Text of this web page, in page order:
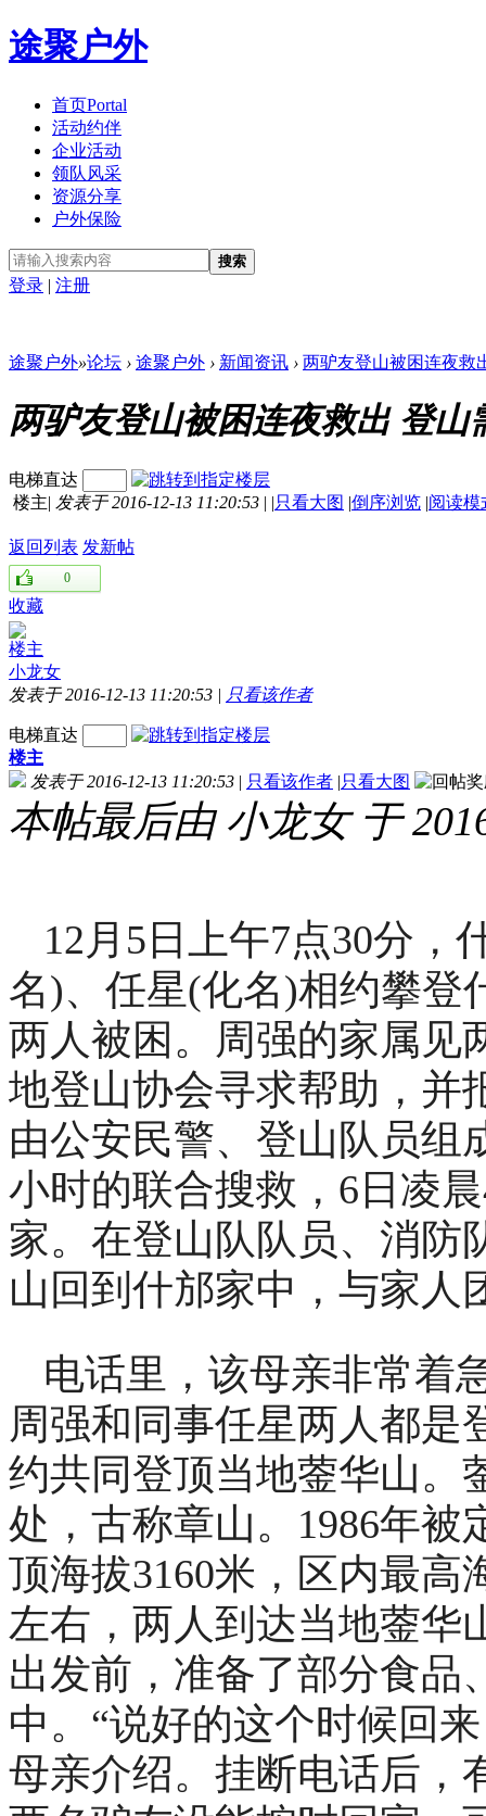
途聚户外
首页Portal
活动约伴
企业活动
领队风采
资源分享
户外保险
搜索
登录 | 注册
途聚户外»论坛 › 途聚户外 › 新闻资讯 › 两驴友登山被困连夜救
两驴友登山被困连夜救出 登
电梯直达
楼主| 发表于 2016-12-13 11:20:53 | |只看大图 |倒序浏览 |阅读模
返回列表 发新帖
0
收藏
楼主
小龙女
发表于 2016-12-13 11:20:53 | 只看该作者
电梯直达
楼主
发表于 2016-12-13 11:20:53 | 只看该作者 |只看大图
本帖最后由 小龙女 于
12月5日上午7点30分，
名)、任星(化名)相约攀登
两人被困。周强的家属见
地登山协会寻求帮助，并
由公安民警、登山队员组
小时的联合搜救，6日凌
家。在登山队队员、消防
山回到什邡家中，与家人
电话里，该母亲非常着
周强和同事任星两人都是
约共同登顶当地蓥华山。
处，古称章山。1986年
顶海拔3160米，区内最高
左右，两人到达当地蓥华
出发前，准备了部分食品
中。“说好的这个时候回
母亲介绍。挂断电话后，